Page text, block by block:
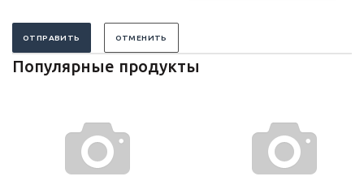
ОТПРАВИТЬ ОТМЕНИТЬ
Популярные продукты